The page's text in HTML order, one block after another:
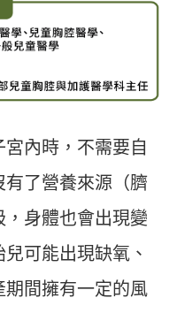
內時，不需要自
有了營養來源（臍
身體也會出現變
可能出現缺氧、
期間擁有一定的風